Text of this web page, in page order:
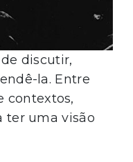
discutir,
la. Entre
contextos,
ter uma visão